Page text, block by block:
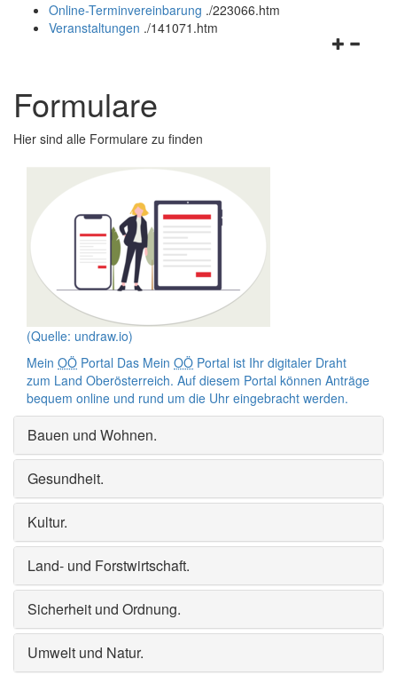
und
schließen
Online-Terminvereinbarung ./223066.htm
Veranstaltungen ./141071.htm
Formulare
Hier sind alle Formulare zu finden
(Quelle: undraw.io)
Mein OÖ Portal Das Mein OÖ Portal ist Ihr digitaler Draht
zum Land Oberösterreich. Auf diesem Portal können Anträge
bequem online und rund um die Uhr eingebracht werden.
Bauen und Wohnen.
Gesundheit.
Kultur.
Land- und Forstwirtschaft.
Sicherheit und Ordnung.
Umwelt und Natur.